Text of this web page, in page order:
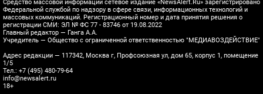
Средство массовой информации сетевое издание «NewsAlert.Ru» зарегистрировано
Федеральной службой по надзору в сфере связи, информационных технологий и
массовых коммуникаций. Регистрационный номер и дата принятия решения о
регистрации СМИ: ЭЛ № ФС 77 - 83746 от 19.08.2022
Главный редактор — Ганга А.А.
Учредитель — Общество с ограниченной ответственностью "МЕДИАВОЗДЕЙСТВИЕ"
Адрес редакции — 117342, Москва г, Профсоюзная ул, дом 65, корпус 1, помещение
1/5
Тел.: +7 (495) 480-79-64
info@newsalert.ru
18+